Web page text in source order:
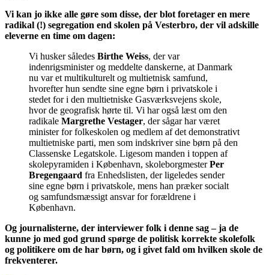
Vi kan jo ikke alle gøre som disse, der blot foretager en mere
radikal (!) segregation end skolen på Vesterbro, der vil adskille
eleverne en time om dagen:
Vi husker således Birthe Weiss, der var
indenrigsminister og meddelte danskerne, at Danmark
nu var et multikulturelt og multietnisk samfund,
hvorefter hun sendte sine egne børn i privatskole i
stedet for i den multietniske Gasværksvejens skole,
hvor de geografisk hørte til. Vi har også læst om den
radikale Margrethe Vestager, der sågar har været
minister for folkeskolen og medlem af det demonstrativt
multietniske parti, men som indskriver sine børn på den
Classenske Legatskole. Ligesom manden i toppen af
skolepyramiden i København, skoleborgmesterPer
Bregengaard fra Enhedslisten, der ligeledes sender
sine egne børn i privatskole, mens han præker socialt
og samfundsmæssigt ansvar for forældrene i
København.
Og journalisterne, der interviewer folk i denne sag – ja de
kunne jo med god grund spørge de politisk korrekte skolefolk
og politikere om de har børn, og i givet fald om hvilken skole de
frekventerer.